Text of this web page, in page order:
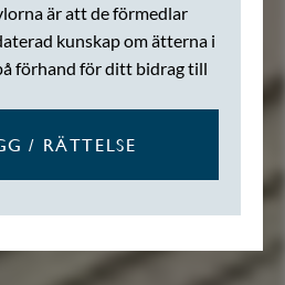
är att de förmedlar
kunskap om ätterna i
förhand för ditt bidrag till
/ RÄTTELSE